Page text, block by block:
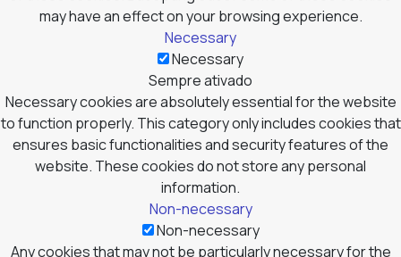
may have an effect on your browsing experience.
Necessary
Necessary
Sempre ativado
Necessary cookies are absolutely essential for the website
to function properly. This category only includes cookies that
ensures basic functionalities and security features of the
website. These cookies do not store any personal
information.
Non-necessary
Non-necessary
Any cookies that may not be particularly necessary for the